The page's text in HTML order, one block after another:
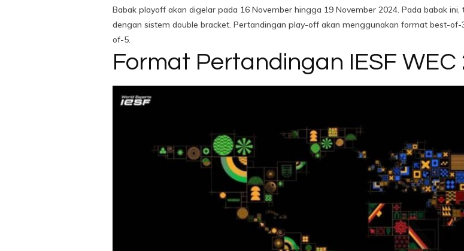
Babak playoff akan digelar pada 16 November hingga 19 November 2024. Pada babak
dengan sistem double bracket. Pertandingan play-off akan menggunakan format best-
of-5.
Format Pertandingan IESF WEC